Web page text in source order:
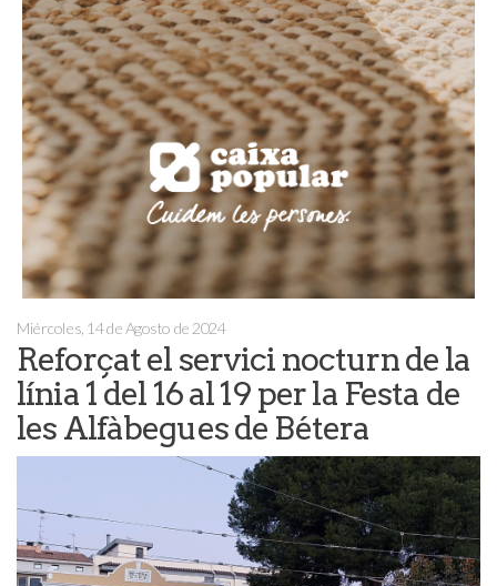
Miércoles, 14 de Agosto de 2024
Reforçat el servici nocturn de la
línia 1 del 16 al 19 per la Festa de
les Alfàbegues de Bétera